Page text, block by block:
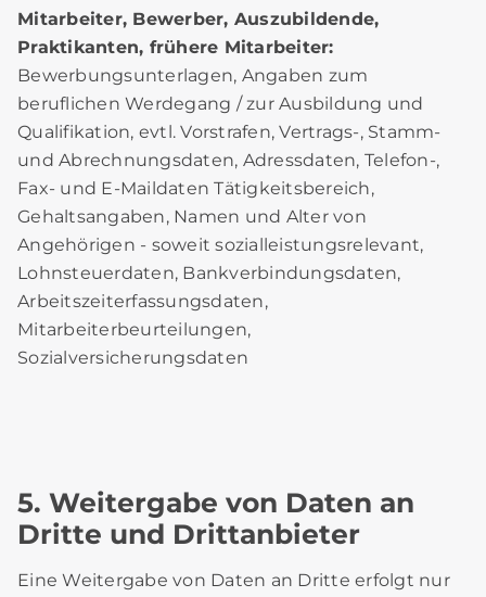
Mitarbeiter, Bewerber, Auszubildende,
Praktikanten, frühere Mitarbeiter:
Bewerbungsunterlagen, Angaben zum
beruflichen Werdegang / zur Ausbildung und
Qualifikation, evtl. Vorstrafen, Vertrags-, Stamm-
und Abrechnungsdaten, Adressdaten, Telefon-,
Fax- und E-Maildaten Tätigkeitsbereich,
Gehaltsangaben, Namen und Alter von
Angehörigen - soweit sozialleistungsrelevant,
Lohnsteuerdaten, Bankverbindungsdaten,
Arbeitszeiterfassungsdaten,
Mitarbeiterbeurteilungen,
Sozialversicherungsdaten
5. Weitergabe von Daten an
Dritte und Drittanbieter
Eine Weitergabe von Daten an Dritte erfolgt nur